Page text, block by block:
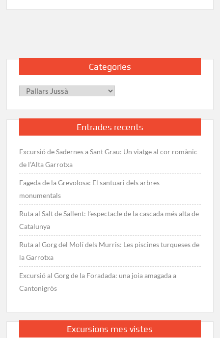
i
Categories
Categories
Entrades recents
Excursió de Sadernes a Sant Grau: Un viatge al cor romànic
de l’Alta Garrotxa
Fageda de la Grevolosa: El santuari dels arbres
monumentals
Ruta al Salt de Sallent: l’espectacle de la cascada més alta de
Catalunya
Ruta al Gorg del Molí dels Murris: Les piscines turqueses de
la Garrotxa
Excursió al Gorg de la Foradada: una joia amagada a
Cantonigròs
Excursions mes vistes